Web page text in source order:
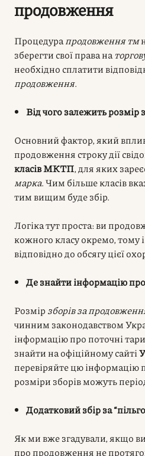
продовження
Процедура продовження тм
зберегти свої права на
необхідно сплатити
продовження.
Від чого залежить розмір
Основний фактор, який
продовження строку дії
класів МКТП, для яких
марка. Чим більше класів
тим вищим буде збір.
Логіка тут проста: ви
кожного класу окремо, тому
відповідно до обсягу цієї
Де знайти інформацію
Розмір зборів за
чинним законодавством
інформацію про поточні
знайти на офіційному сайті
перевіряйте цю інформацію
розміри зборів можуть
Додатковий збір за
Як ми вже згадували, якщо
про продовження не